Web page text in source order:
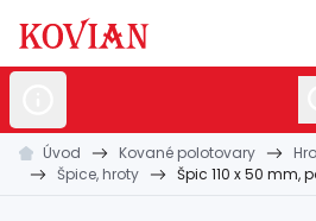
Nerezovépolotovary
Úvod Kované polotovary
Špice, hroty
Špic 110 x 50 mm,